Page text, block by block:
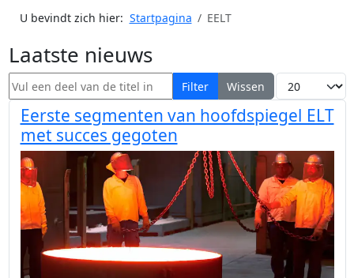
U bevindt zich hier: Startpagina EELT
Laatste nieuws
Vul een deel van de titel in Filter Wissen Toon #
Eerste segmenten van hoofdspiegel ELT
met succes gegoten